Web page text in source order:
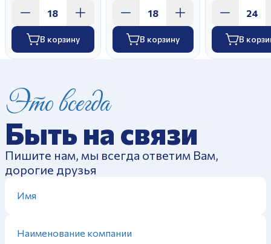
В корзину В корзину В
Это всегда
Быть на связи
Пишите нам, мы всегда ответим Вам,
дорогие друзья